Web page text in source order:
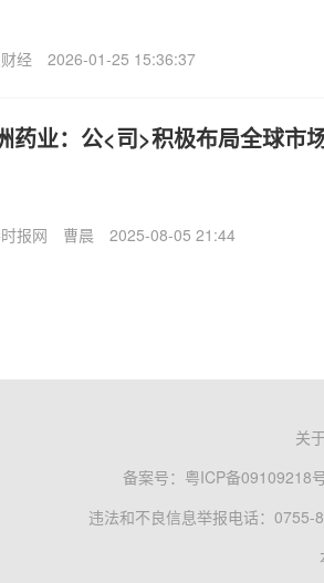
经 2026-01-25 15:36:37
药业：公<司>积极布局全球市
报网 曹晨 2025-08-05 21:44
关
备案号： 粤ICP备09109218
违法和不良信息举报电话：0755-